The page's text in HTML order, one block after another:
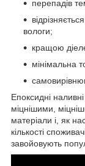
перепадів
вологи;
кращою
мінімальна
Епоксидні
міцнішими,
матеріали і, як
кількості
завойовують